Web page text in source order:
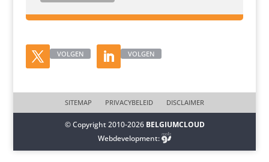
VOLGEN VOLGEN
SITEMAP PRIVACYBELEID DISCLAIMER
© Copyright 2010-2026 BELGIUMCLOUD
Webdevelopment: